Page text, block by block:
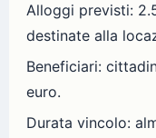
Alloggi previsti:
destinate alla
Beneficiari:
euro.
Durata vincolo: